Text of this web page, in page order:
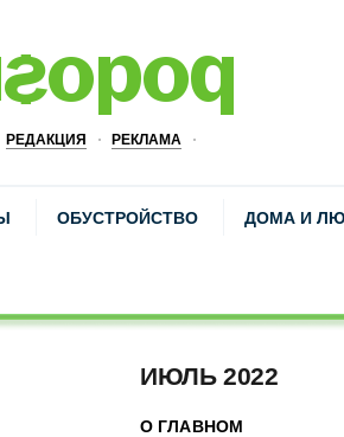
РЕДАКЦИЯ РЕКЛАМА
ОБУСТРОЙСТВО ДОМА И
ИЮЛЬ 2022
О ГЛАВНОМ